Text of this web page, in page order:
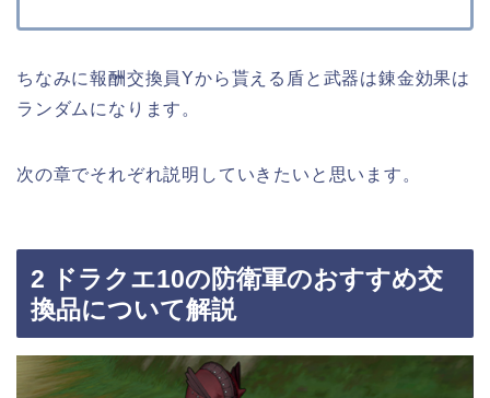
ちなみに報酬交換員Yから貰える盾と武器は錬金効果は
ランダムになります。
次の章でそれぞれ説明していきたいと思います。
2 ドラクエ10の防衛軍のおすすめ交
換品について解説